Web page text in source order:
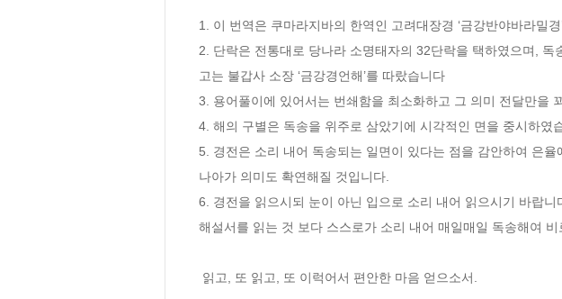
1. 이 번역은 쿠마라지바의 한역인 고려대장경 ‘금강반야바라밀
2. 단락은 전통대로 당나라 소명태자의 32단락을 택하였으며,
고는 불갑사 소장 ‘금강경언해’를 따랐습니다
3. 용어풀이에 있어서는 번쇄함을 최소화하고 그 의미 전달만을
4. 해의 구별은 독송을 위주로 삼았기에 시각적인 면을 중시하였
5. 경전은 소리 내어 독송되는 일면이 있다는 점을 감안하여 은
나아가 의미도 확연해질 것입니다.
6. 경전을 읽으시되 눈이 아닌 입으로 소리 내어 읽으시기 바랍
해설서를 읽는 것 보다 스스로가 소리 내어 매일매일 독송해여
읽고, 또 읽고, 또 이럭어서 편안한 마음 얻으소서.